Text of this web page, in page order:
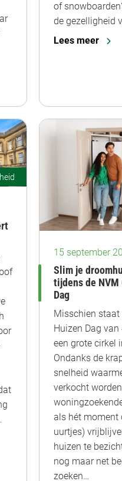
of
de gezelligheid
Lees meer
15 september
Slim je
tijdens de NVM
Dag
Misschien staat
Huizen Dag
een grote cirkel
Ondanks de
snelheid
verkocht
als hét moment
uurtjes)
huizen te
nog maar net
zoeken…